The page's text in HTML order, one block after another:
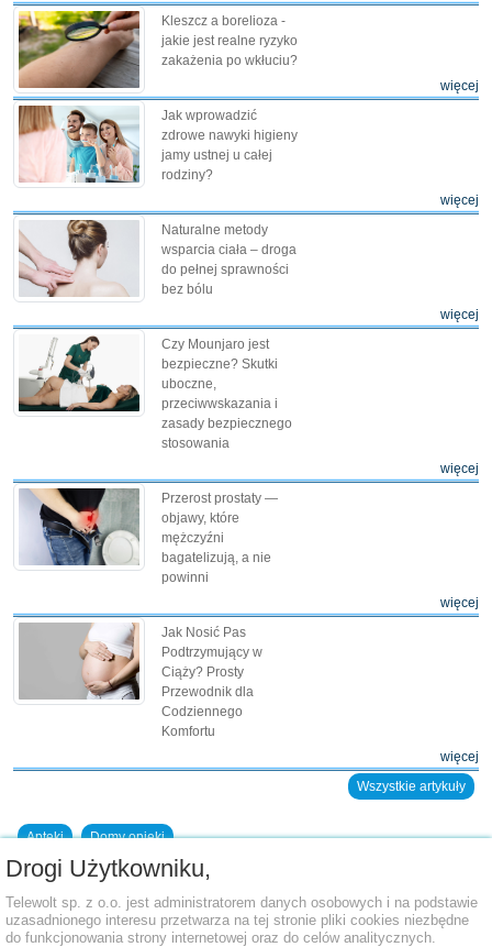
Kleszcz a borelioza -
jakie jest realne ryzyko
zakażenia po wkłuciu?
więcej
Jak wprowadzić
zdrowe nawyki higieny
jamy ustnej u całej
rodziny?
więcej
Naturalne metody
wsparcia ciała – droga
do pełnej sprawności
bez bólu
więcej
Czy Mounjaro jest
bezpieczne? Skutki
uboczne,
przeciwwskazania i
zasady bezpiecznego
stosowania
więcej
Przerost prostaty —
objawy, które
mężczyźni
bagatelizują, a nie
powinni
więcej
Jak Nosić Pas
Podtrzymujący w
Ciąży? Prosty
Przewodnik dla
Codziennego
Komfortu
więcej
Wszystkie artykuły
Apteki Domy opieki
Dodaj placówkę do bazy
Drogi Użytkowniku,
Telewolt sp. z o.o. jest administratorem danych osobowych i na podstawie
uzasadnionego interesu przetwarza na tej stronie pliki cookies niezbędne
do funkcjonowania strony internetowej oraz do celów analitycznych.